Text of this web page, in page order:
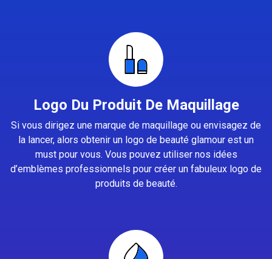
Logo Du Produit De Maquillage
Si vous dirigez une marque de maquillage ou envisagez de
la lancer, alors obtenir un logo de beauté glamour est un
must pour vous. Vous pouvez utiliser nos idées
d’emblèmes professionnels pour créer un fabuleux logo de
produits de beauté.